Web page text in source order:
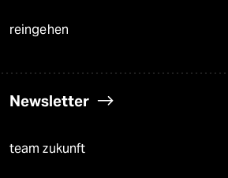
reingehen
Newsletter
team zukunft